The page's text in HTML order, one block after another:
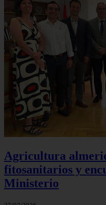
Agricultura
fitosanitarios y
Ministerio